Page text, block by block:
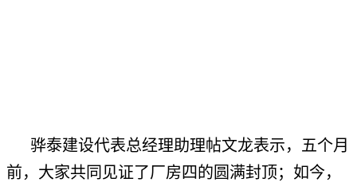
骅泰建设代表总经理助理帖文龙表示，五个月
前，大家共同见证了厂房四的圆满封顶；如今，